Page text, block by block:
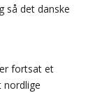
så det danske
fortsat et
nordlige